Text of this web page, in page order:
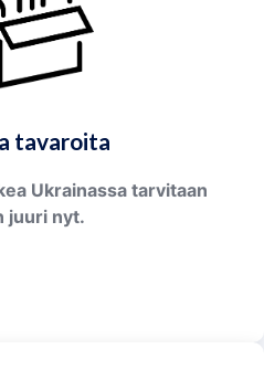
tavaroita
Ukrainassa tarvitaan
juuri nyt.